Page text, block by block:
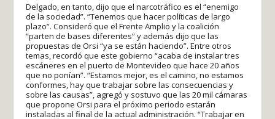
Delgado, en tanto, dijo que el narcotráfico es el “enemigo
de la sociedad”. “Tenemos que hacer políticas de largo
plazo”. Consideró que el Frente Amplio y la coalición
“parten de bases diferentes” y además dijo que las
propuestas de Orsi “ya se están haciendo”. Entre otros
temas, recordó que este gobierno “acaba de instalar tres
escáneres en el puerto de Montevideo que hace 20 años
que no ponían”. “Estamos mejor, es el camino, no estamos
conformes, hay que trabajar sobre las consecuencias y
sobre las causas”, agregó y sostuvo que las 20 mil cámaras
que propone Orsi para el próximo periodo estarán
instaladas al final de la actual administración. “Trabajar en